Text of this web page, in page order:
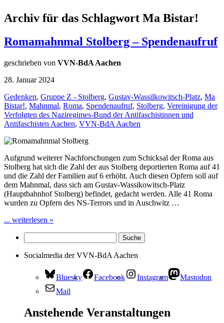
Archiv für das Schlagwort Ma Bistar!
Romamahnmal Stolberg – Spendenaufruf
geschrieben von VVN-BdA Aachen
28. Januar 2024
Gedenken, Gruppe Z - Stolberg, Gustav-Wassilkowitsch-Platz, Ma
Bistar!, Mahnmal, Roma, Spendenaufruf, Stolberg, Vereinigung der
Verfolgten des Naziregimes-Bund der Antifaschistinnen und
Antifaschisten Aachen, VVN-BdA Aachen
Aufgrund weiterer Nachforschungen zum Schicksal der Roma aus
Stolberg hat sich die Zahl der aus Stolberg deportierten Roma auf 41
und die Zahl der Familien auf 6 erhöht. Auch diesen Opfern soll auf
dem Mahnmal, dass sich am Gustav-Wassikowitsch-Platz
(Hauptbahnhof Stolberg) befindet, gedacht werden. Alle 41 Roma
wurden zu Opfern des NS-Terrors und in Auschwitz …
... weiterlesen »
Socialmedia der VVN-BdA Aachen
Bluesky Facebook Instagram
Mastodon
Mail
Anstehende Veranstaltungen